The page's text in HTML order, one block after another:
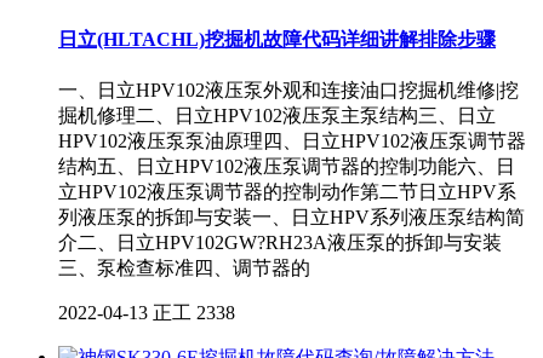
日立(HLTACHL)挖掘机故障代码详细讲解排除步骤
一、日立HPV102液压泵外观和连接油口挖掘机维修|挖
掘机修理二、日立HPV102液压泵主泵结构三、日立
HPV102液压泵泵油原理四、日立HPV102液压泵调节器
结构五、日立HPV102液压泵调节器的控制功能六、日
立HPV102液压泵调节器的控制动作第二节日立HPV系
列液压泵的拆卸与安装一、日立HPV系列液压泵结构简
介二、日立HPV102GW?RH23A液压泵的拆卸与安装
三、泵检查标准四、调节器的
2022-04-13 正工 2338